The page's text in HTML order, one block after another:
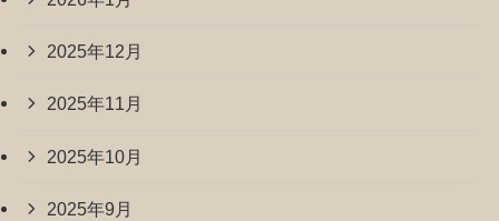
2025年12月
2025年11月
2025年10月
2025年9月